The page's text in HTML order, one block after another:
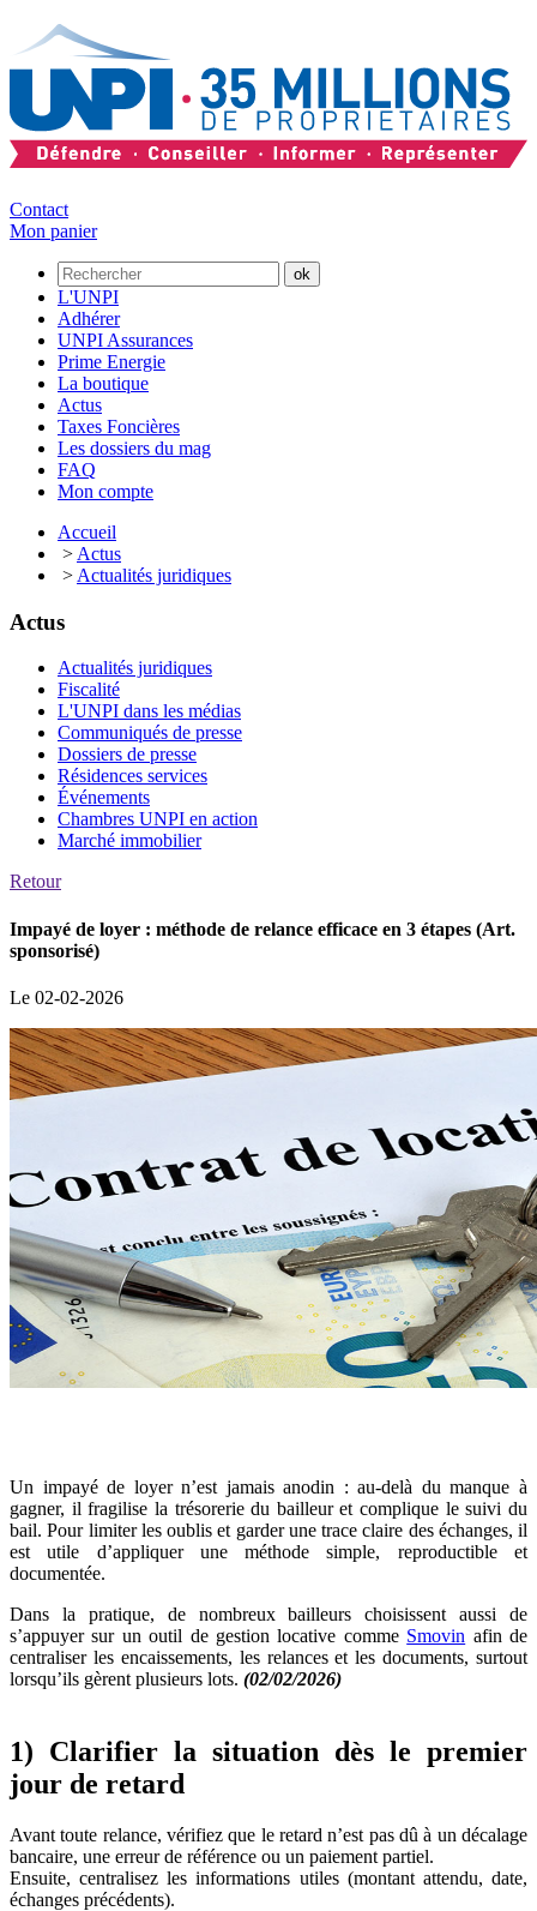
Contact
Mon panier
L'UNPI
Adhérer
UNPI Assurances
Prime Energie
La boutique
Actus
Taxes Foncières
Les dossiers du mag
FAQ
Mon compte
Accueil
> Actus
> Actualités juridiques
Actus
Actualités juridiques
Fiscalité
L'UNPI dans les médias
Communiqués de presse
Dossiers de presse
Résidences services
Événements
Chambres UNPI en action
Marché immobilier
Retour
Impayé de loyer : méthode de relance efficace en 3 étapes (Art.
sponsorisé)
Le 02-02-2026
Un impayé de loyer n’est jamais anodin : au-delà du manque à
gagner, il fragilise la trésorerie du bailleur et complique le suivi du
bail. Pour limiter les oublis et garder une trace claire des échanges, il
est utile d’appliquer une méthode simple, reproductible et
documentée.
Dans la pratique, de nombreux bailleurs choisissent aussi de
s’appuyer sur un outil de gestion locative comme Smovin afin de
centraliser les encaissements, les relances et les documents, surtout
lorsqu’ils gèrent plusieurs lots. (02/02/2026)
1) Clarifier la situation dès le premier
jour de retard
Avant toute relance, vérifiez que le retard n’est pas dû à un décalage
bancaire, une erreur de référence ou un paiement partiel.
Ensuite, centralisez les informations utiles (montant attendu, date,
échanges précédents).